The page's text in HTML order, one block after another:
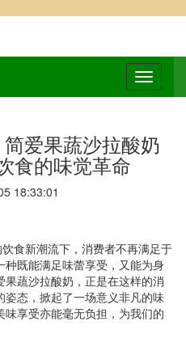
爱果蔬沙拉酸奶
食的味觉革命
18:33:01
食新潮流下，消费者不再满足于
既能满足味蕾享受，又能为身
蔬沙拉酸奶，正是在这样的消
态，掀起了一场意义非凡的味
享受亦能毫无负担，为我们的